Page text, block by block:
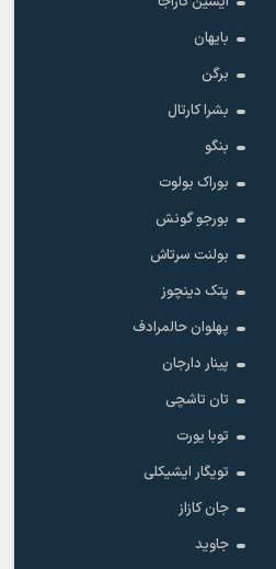
بایهان
برگن
بشرا کارتال
بنگو
بوراک بولوت
بورجو گونش
بولنت سرتاش
پتک دینچوز
پهلوان حالمرادف
پینار دارجان
تان تاشچی
توبا یورت
تویگار ایشیکلی
جان کازاز
جاوید